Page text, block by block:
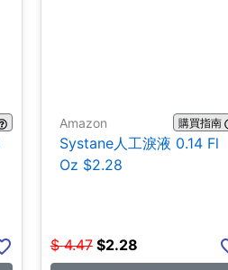
Amazon 購買指南
Systane人工淚液 0.14 Fl
Oz $2.28
$ 4.47 $2.28